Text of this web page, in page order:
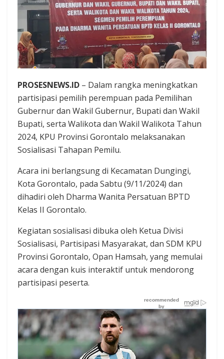
PROSESNEWS.ID – Dalam rangka meningkatkan
partisipasi pemilih perempuan pada Pemilihan
Gubernur dan Wakil Gubernur, Bupati dan Wakil
Bupati, serta Walikota dan Wakil Walikota Tahun
2024, KPU Provinsi Gorontalo melaksanakan
Sosialisasi Tahapan Pemilu.
Acara ini berlangsung di Kecamatan Dungingi,
Kota Gorontalo, pada Sabtu (9/11/2024) dan
dihadiri oleh Dharma Wanita Persatuan BPTD
Kelas II Gorontalo.
Kegiatan sosialisasi dibuka oleh Ketua Divisi
Sosialisasi, Partisipasi Masyarakat, dan SDM KPU
Provinsi Gorontalo, Opan Hamsah, yang memulai
acara dengan kuis interaktif untuk mendorong
partisipasi peserta.